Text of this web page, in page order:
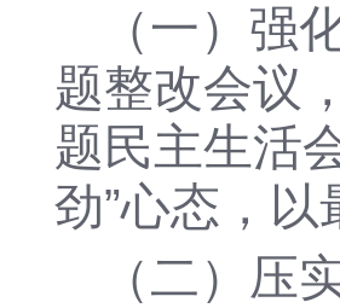
（一） 强
题整改会议
题民主生活
劲”心态，
（二）压